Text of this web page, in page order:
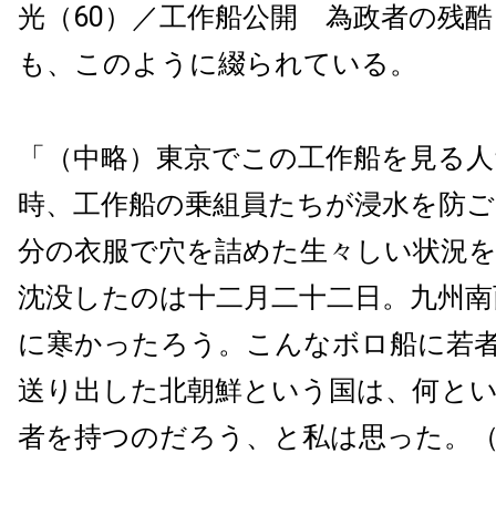
光（60）／工作船公開 為政者の残
も、このように綴られている。
「（中略）東京でこの工作船を見る
時、工作船の乗組員たちが浸水を防
分の衣服で穴を詰めた生々しい状況
沈没したのは十二月二十二日。九州
に寒かったろう。こんなボロ船に若
送り出した北朝鮮という国は、何と
者を持つのだろう、と私は思った。